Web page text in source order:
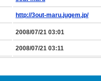
http://3out-maru.jugem.jp/
2008/07/21 03:01
2008/07/21 03:11